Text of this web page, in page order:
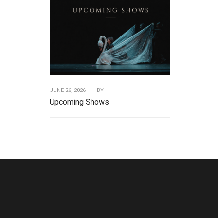
JUNE 26, 2026 BY
Upcoming Shows